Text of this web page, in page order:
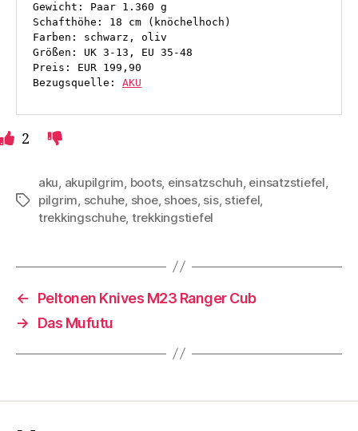
Gewicht: Paar 1.360 g
Schafthöhe: 18 cm (knöchelhoch)
Farben: schwarz, oliv
Größen: UK 3-13, EU 35-48
Preis: EUR 199,90
Bezugsquelle: AKU
2
Schlagwörter
aku, akupilgrim, boots, einsatzschuh, einsatzstiefel,
pilgrim, schuhe, shoe, shoes, sis, stiefel,
trekkingschuhe, trekkingstiefel
←
Peltonen Knives M23 Ranger Cub
→
Das Mufutu